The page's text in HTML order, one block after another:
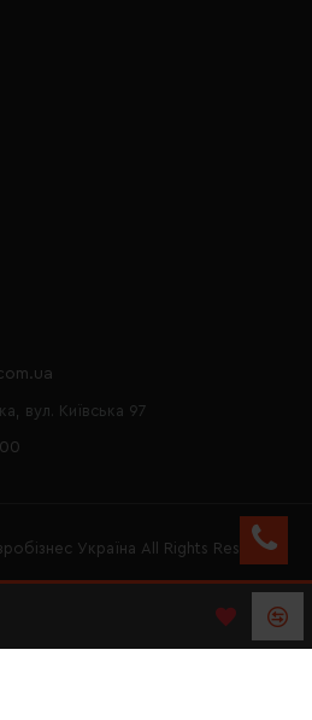
вул. Київська 97
Україна All Rights Reserved